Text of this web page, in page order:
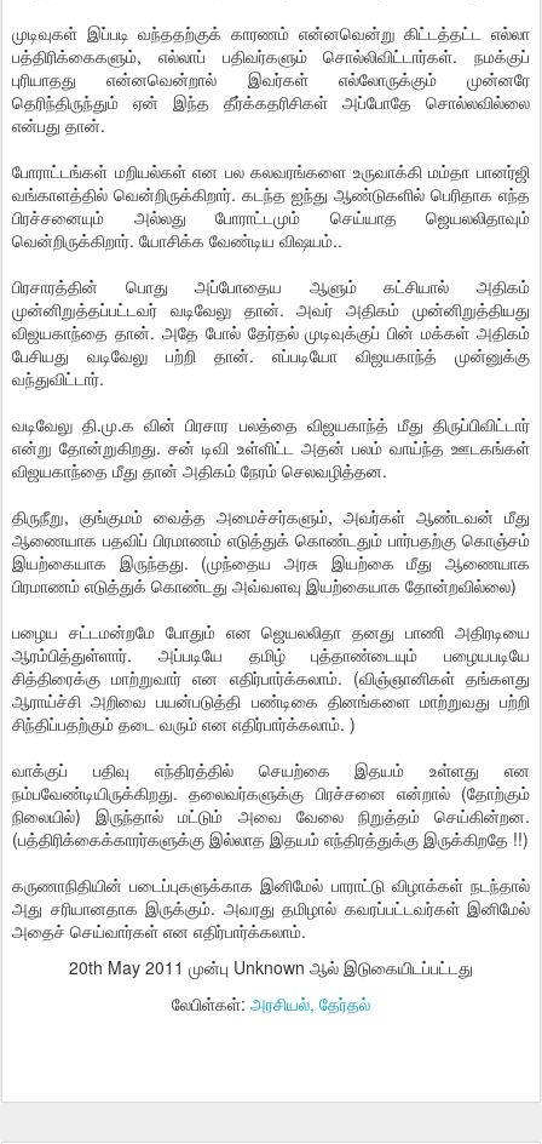
முடிவுகள் இப்படி வந்ததற்குக் காரணம் என்னவென்று கிட்டத்தட்ட எல்லா
பத்திரிக்கைகளும், எல்லாப் பதிவர்களும் சொல்லிவிட்டார்கள். நமக்குப்
புரியாதது என்னவென்றால் இவர்கள் எல்லோருக்கும் முன்னரே
தெரிந்திருந்தும் ஏன் இந்த தீர்க்கதரிசிகள் அப்போதே சொல்லவில்லை
என்பது தான்.
போராட்டங்கள் மறியல்கள் என பல கலவரங்களை உருவாக்கி மம்தா பானர்ஜி
வங்காளத்தில் வென்றிருக்கிறார். கடந்த ஐந்து ஆண்டுகளில் பெரிதாக எந்த
பிரச்சனையும் அல்லது போராட்டமும் செய்யாத ஜெயலலிதாவும்
வென்றிருக்கிறார். யோசிக்க வேண்டிய விஷயம்..
பிரசாரத்தின் பொது அப்போதைய ஆளும் கட்சியால் அதிகம்
முன்னிறுத்தப்பட்டவர் வடிவேலு தான். அவர் அதிகம் முன்னிறுத்தியது
விஜயகாந்தை தான். அதே போல் தேர்தல் முடிவுக்குப் பின் மக்கள் அதிகம்
பேசியது வடிவேலு பற்றி தான். எப்படியோ விஜயகாந்த் முன்னுக்கு
வந்துவிட்டார்.
வடிவேலு தி.மு.க வின் பிரசார பலத்தை விஜயகாந்த் மீது திருப்பிவிட்டார்
என்று தோன்றுகிறது. சன் டிவி உள்ளிட்ட அதன் பலம் வாய்ந்த ஊடகங்கள்
விஜயகாந்தை மீது தான் அதிகம் நேரம் செலவழித்தன.
திருநீறு, குங்குமம் வைத்த அமைச்சர்களும், அவர்கள் ஆண்டவன் மீது
ஆணையாக பதவிப் பிரமாணம் எடுத்துக் கொண்டதும் பார்பதற்கு கொஞ்சம்
இயற்கையாக இருந்தது. (முந்தைய அரசு இயற்கை மீது ஆணையாக
பிரமாணம் எடுத்துக் கொண்டது அவ்வளவு இயற்கையாக தோன்றவில்லை)
பழைய சட்டமன்றமே போதும் என ஜெயலலிதா தனது பாணி அதிரடியை
ஆரம்பித்துள்ளார். அப்படியே தமிழ் புத்தாண்டையும் பழையபடியே
சித்திரைக்கு மாற்றுவார் என எதிர்பார்க்கலாம். (விஞ்ஞானிகள் தங்களது
ஆராய்ச்சி அறிவை பயன்படுத்தி பண்டிகை தினங்களை மாற்றுவது பற்றி
சிந்திப்பதற்கும் தடை வரும் என எதிர்பார்க்கலாம். )
வாக்குப் பதிவு எந்திரத்தில் செயற்கை இதயம் உள்ளது என
நம்பவேண்டியிருக்கிறது. தலைவர்களுக்கு பிரச்சனை என்றால் (தோற்கும்
நிலையில்) இருந்தால் மட்டும் அவை வேலை நிறுத்தம் செய்கின்றன.
(பத்திரிக்கைக்காரர்களுக்கு இல்லாத இதயம் எந்திரத்துக்கு இருக்கிறதே !!)
கருணாநிதியின் படைப்புகளுக்காக இனிமேல் பாராட்டு விழாக்கள் நடந்தால்
அது சரியானதாக இருக்கும். அவரது தமிழால் கவரப்பட்டவர்கள் இனிமேல்
அதைச் செய்வார்கள் என எதிர்பார்க்கலாம்.
20th May 2011 முன்பு Unknown ஆல் இடுகையிடப்பட்டது
லேபிள்கள்: அரசியல் தேர்தல்